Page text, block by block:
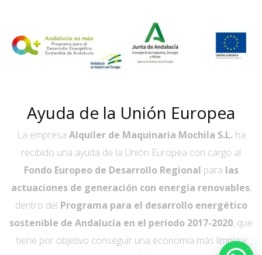
Ayuda de la Unión Europea
La empresa Alquiler de Maquinaria Mochila S.L.ha
recibido una ayuda de la Unión Europea con cargo al
Fondo Europeo de Desarrollo Regional para las
actuaciones de generación con energía renovables,
dentro del Programa para el desarrollo energético
sostenible de Andalucía en el período 2017-2020, que
tiene por objetivo conseguir una economía más limpia y